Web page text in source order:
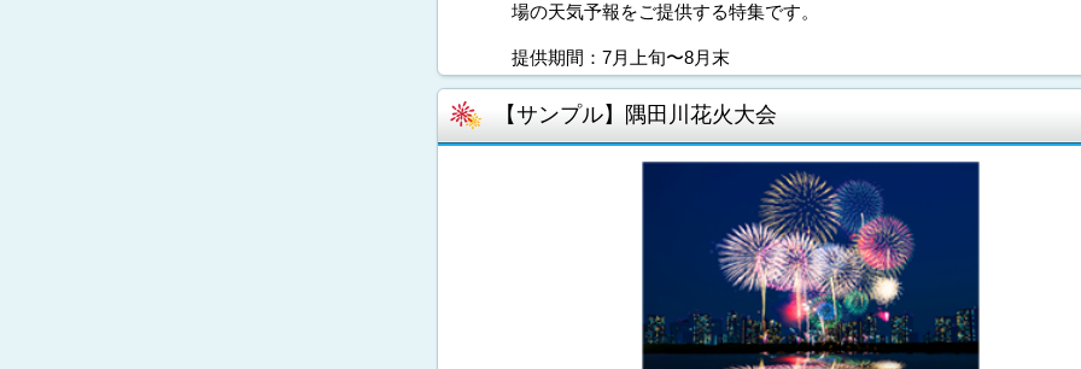
場の天気予報をご提供する特集です。
提供期間：7月上旬〜8月末
【サンプル】隅田川花火大会